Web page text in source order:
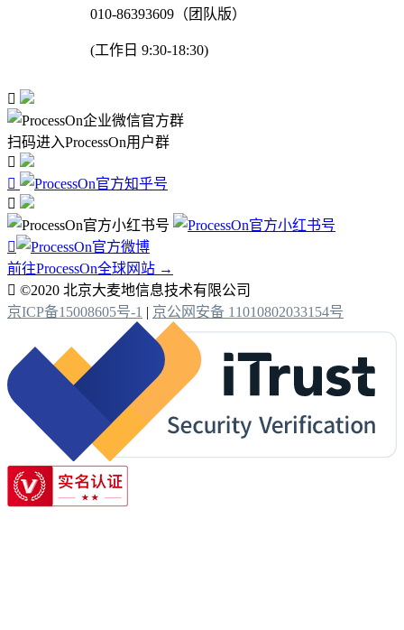
010-86393609（团队版）
(工作日 9:30-18:30)

扫码进入ProcessOn用户群




前往ProcessOn全球网站 →
 ©2020 北京大麦地信息技术有限公司
京ICP备15008605号-1 | 京公网安备 11010802033154号